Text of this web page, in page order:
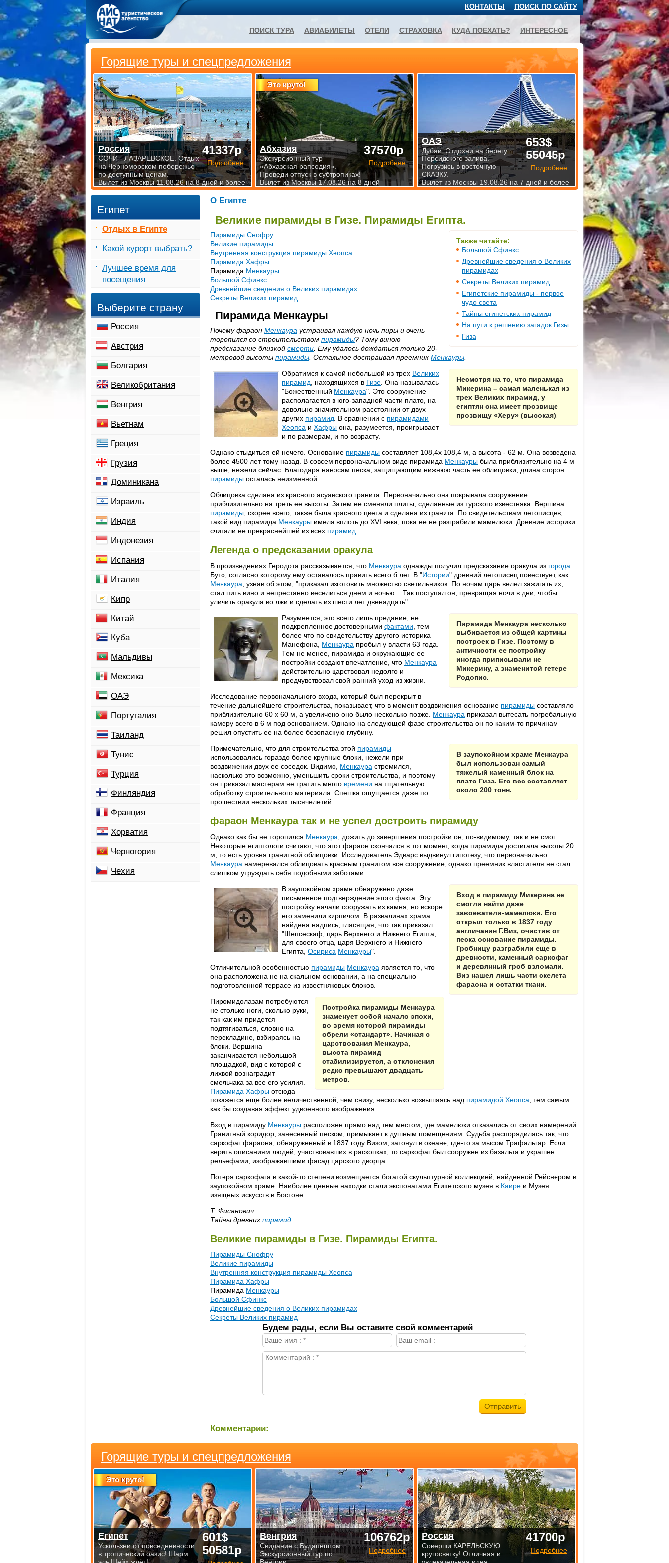
О Египте
Великие пирамиды в Гизе. Пирамиды Египта.
Также читайте:
Большой Сфинкс
Древнейшие сведения о Великих
пирамидах
Секреты Великих пирамид
Египетские пирамиды - первое
чудо света
Тайны египетских пирамид
На пути к решению загадок Гизы
Гиза
Пирамиды Снофру
Великие пирамиды
Внутренняя конструкция пирамиды Хеопса
Пирамида Хафры
Пирамида Менкауры
Большой Сфинкс
Древнейшие сведения о Великих пирамидах
Секреты Великих пирамид
Пирамида Менкауры
Почему фараон Менкаура устраивал каждую ночь пиры и очень
торопился со строительством пирамиды? Тому виною
предсказание близкой смерти . Ему удалось дождаться только 20-
метровой высоты пирамиды . Остальное достраивал преемник Менкауры
Несмотря на то, что пирамида
Микерина – самая маленькая из
трех Великих пирамид, у
египтян она имеет прозвище
прозвищу «Херу» (высокая).
Обратимся к самой небольшой из трех Великих
пирамид , находящихся в Гизе . Она называлась
"Божественный Менкаура". Это сооружение
располагается в юго-западной части плато, на
довольно значительном расстоянии от двух
других пирамид . В сравнении с пирамидами
Хеопса и Хафры она, разумеется, проигрывает
и по размерам, и по возрасту.
Однако стыдиться ей нечего. Основание пирамиды составляет 108,4х 108,4 м, а высота - 62 м. Она возведена
более 4500 лет тому назад. В совсем первоначальном виде пирамида Менкауры была приблизительно на 4 м
выше, нежели сейчас. Благодаря наносам песка, защищающим нижнюю часть ее облицовки, длина сторон
пирамиды осталась неизменной.
Облицовка сделана из красного асуанского гранита. Первоначально она покрывала сооружение
приблизительно на треть ее высоты. Затем ее сменяли плиты, сделанные из турского известняка. Вершина
пирамиды , скорее всего, также была красного цвета и сделана из гранита. По свидетельствам летописцев,
такой вид пирамида Менкауры имела вплоть до XVI века, пока ее не разграбили мамелюки. Древние историки
считали ее прекраснейшей из всех пирамид
Легенда о предсказании оракула
В произведениях Геродота рассказывается, что Менкаура однажды получил предсказание оракула из города
Буто, согласно которому ему оставалось править всего б лет. В "Истории" древний летописец повествует, как
Менкаура , узнав об этом, "приказал изготовить множество светильников. По ночам царь велел зажигать их,
стал пить вино и непрестанно веселиться днем и ночью... Так поступал он, превращая ночи в дни, чтобы
уличить оракула во лжи и сделать из шести лет двенадцать".
Пирамида Менкаура несколько
выбивается из общей картины
построек в Гизе. Поэтому в
античности ее постройку
иногда приписывали не
Микерину, а знаменитой гетере
Родопис.
Разумеется, это всего лишь предание, не
подкрепленное достоверными фактами , тем
более что по свидетельству другого историка
Манефона, Менкаура пробыл у власти 63 года.
Тем не менее, пирамида и окружающие ее
постройки создают впечатление, что Менкаура
действительно царствовал недолго и
предчувствовал свой ранний уход из жизни.
Исследование первоначального входа, который был перекрыт в
течение дальнейшего строительства, показывает, что в момент воздвижения основание пирамиды составляло
приблизительно 60 х 60 м, а увеличено оно было несколько позже. Менкаура приказал вытесать погребальную
камеру всего в 6 м под основанием. Однако на следующей фазе строительства он по каким-то причинам
решил опустить ее на более безопасную глубину.
В заупокойном храме Менкаура
был использован самый
тяжелый каменный блок на
плато Гиза. Его вес составляет
около 200 тонн.
Примечательно, что для строительства этой пирамиды
использовались гораздо более крупные блоки, нежели при
воздвижении двух ее соседок. Видимо, Менкаура стремился,
насколько это возможно, уменьшить сроки строительства, и поэтому
он приказал мастерам не тратить много времени на тщательную
обработку строительного материала. Спешка ощущается даже по
прошествии нескольких тысячелетий.
фараон Менкаура так и не успел достроить пирамиду
Однако как бы не торопился Менкаура , дожить до завершения постройки он, по-видимому, так и не смог.
Некоторые египтологи считают, что этот фараон скончался в тот момент, когда пирамида достигала высоты 20
м, то есть уровня гранитной облицовки. Исследователь Эдварс выдвинул гипотезу, что первоначально
Менкаура намеревался облицовать красным гранитом все сооружение, однако преемник властителя не стал
слишком утруждать себя подобными заботами.
Вход в пирамиду Микерина не
смогли найти даже
завоеватели-мамелюки. Его
открыл только в 1837 году
англичанин Г.Виз, очистив от
песка основание пирамиды.
Гробницу разграбили еще в
древности, каменный саркофаг
и деревянный гроб взломали.
Виз нашел лишь части скелета
фараона и остатки ткани.
В заупокойном храме обнаружено даже
письменное подтверждение этого факта. Эту
постройку начали сооружать из камня, но вскоре
его заменили кирпичом. В развалинах храма
найдена надпись, гласящая, что так приказал
"Шепсескаф, царь Верхнего и Нижнего Египта,
для своего отца, царя Верхнего и Нижнего
Египта, Осириса Менкауры".
Отличительной особенностью пирамиды Менкаура является то, что
она расположена не на скальном основании, а на специально
подготовленной террасе из известняковых блоков.
Постройка пирамиды Менкаура
знаменует собой начало эпохи,
во время которой пирамиды
обрели «стандарт». Начиная с
царствования Менкаура,
высота пирамид
стабилизируется, а отклонения
редко превышают двадцать
метров.
Пиромидолазам потребуются
не столько ноги, сколько руки,
так как им придется
подтягиваться, словно на
перекладине, взбираясь на
блоки. Вершина
заканчивается небольшой
площадкой, вид с которой с
лихвой вознаградит
смельчака за все его усилия.
Пирамида Хафры отсюда
покажется еще более величественной, чем снизу, несколько возвышаясь над пирамидой Хеопса , тем самым
как бы создавая эффект удвоенного изображения.
Вход в пирамиду Менкауры расположен прямо над тем местом, где мамелюки отказались от своих намерений.
Гранитный коридор, занесенный песком, примыкает к душным помещениям. Судьба распорядилась так, что
саркофаг фараона, обнаруженный в 1837 году Визом, затонул в океане, где-то за мысом Трафальгар. Если
верить описаниям людей, участвовавших в раскопках, то саркофаг был сооружен из базальта и украшен
рельефами, изображавшими фасад царского дворца.
Потеря саркофага в какой-то степени возмещается богатой скульптурной коллекцией, найденной Рейснером в
заупокойном храме. Наиболее ценные находки стали экспонатами Египетского музея в Каире и Музея
изящных искусств в Бостоне.
Т. Фисанович
Тайны древних пирамид
Великие пирамиды в Гизе. Пирамиды Египта.
Пирамиды Снофру
Великие пирамиды
Внутренняя конструкция пирамиды Хеопса
Пирамида Хафры
Пирамида Менкауры
Большой Сфинкс
Древнейшие сведения о Великих пирамидах
Секреты Великих пирамид
Будем рады, если Вы оставите свой комментарий
Комментарии:
Египет
Отдых в Египте
Какой курорт выбрать?
Лучшее время для
посещения
Выберите страну
Россия
Австрия
Болгария
Великобритания
Венгрия
Вьетнам
Греция
Грузия
Доминикана
Израиль
Индия
Индонезия
Испания
Италия
Кипр
Китай
Куба
Мальдивы
Мексика
ОАЭ
Португалия
Таиланд
Тунис
Турция
Финляндия
Франция
Хорватия
Черногория
Чехия
Горящие туры и спецпредложения
Это круто!
601$
50581р
Египет
Ускользни от повседневности
в тропический оазис! Шарм
106762р
Подробнее
Венгрия
Свидание с Будапештом.
Экскурсионный тур по
41700р
Подробнее
Россия
Соверши КАРЕЛЬСКУЮ
кругосветку! Отличная и
Горящие туры и спецпредложения
41337р
Подробнее
Россия
СОЧИ - ЛАЗАРЕВСКОЕ. Отдых
на Черноморском побережье
по доступным ценам.
Вылет из Москвы 11.08.26 на 8 дней и более
Это круто!
37570р
Подробнее
Абхазия
Экскурсионный тур
«Абхазская рапсодия».
Проведи отпуск в субтропиках!
Вылет из Москвы 17.08.26 на 8 дней
653$
55045р
Подробнее
ОАЭ
Дубаи. Отдохни на берегу
Персидского залива.
Погрузись в восточную
СКАЗКУ.
Вылет из Москвы 19.08.26 на 7 дней и более
ПОИСК ПО САЙТУ
КОНТАКТЫ
ПОИСК ТУРА АВИАБИЛЕТЫ ОТЕЛИ СТРАХОВКА КУДА ПОЕХАТЬ? ИНТЕРЕСНОЕ